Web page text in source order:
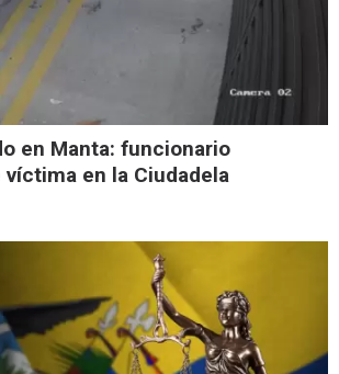
en Manta: funcionario
en la Ciudadela